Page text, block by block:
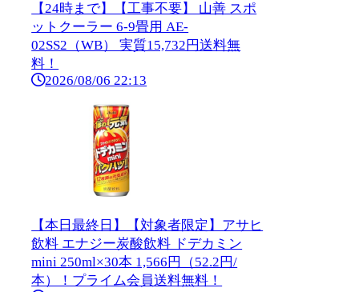
【24時まで】【工事不要】 山善 スポ
ットクーラー 6-9畳用 AE-
02SS2（WB） 実質15,732円送料無
料！
2026/08/06 22:13
【本日最終日】【対象者限定】アサヒ
飲料 エナジー炭酸飲料 ドデカミン
mini 250ml×30本 1,566円（52.2円/
本）！プライム会員送料無料！